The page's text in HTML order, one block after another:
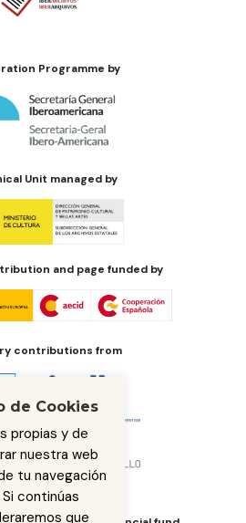
Programme by
Unit managed by
and page funded by
contributions from
de Cookies
propias y de
nuestra web
tu navegación
continúas
que